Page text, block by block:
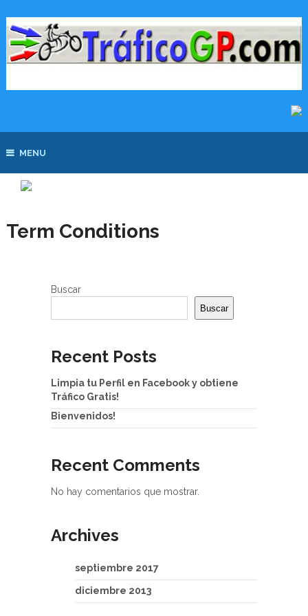
MENU
Term Conditions
Buscar
Buscar
Recent Posts
Limpia tu Perfil en Facebook y obtiene
Tráfico Gratis!
Bienvenidos!
Recent Comments
No hay comentarios que mostrar.
Archives
septiembre 2017
diciembre 2013